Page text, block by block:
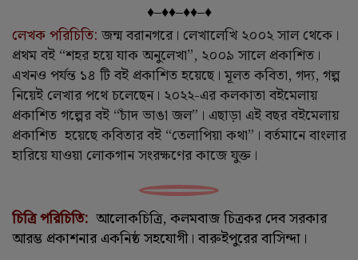
♦–♦♦–♦♦–♦
লেখক পরিচিতি: জন্ম বরানগরে। লেখালেখি ২০০২ সাল থেকে।
প্রথম বই “শহর হয়ে যাক অনুলেখা”, ২০০৯ সালে প্রকাশিত।
এখনও পর্যন্ত ১৪ টি বই প্রকাশিত হয়েছে। মূলত কবিতা, গদ্য, গল্প
নিয়েই লেখার পথে চলেছেন। ২০২২-এর কলকাতা বইমেলায়
প্রকাশিত গল্পের বই “চাঁদ ভাঙা জল”। এছাড়া এই বছর বইমেলায়
প্রকাশিত হয়েছে কবিতার বই “তেলাপিয়া কথা”। বর্তমানে বাংলার
হারিয়ে যাওয়া লোকগান সংরক্ষণের কাজে যুক্ত।
চিত্রি পরিচিতি: আলোকচিত্রি, কলমবাজ চিত্রকরদেব সরকার
আরম্ভ প্রকাশনার একনিষ্ঠ সহযোগী। বারুইপুরের বাসিন্দা।